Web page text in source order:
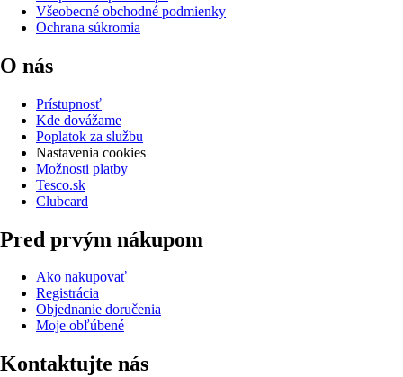
Všeobecné obchodné podmienky
Ochrana súkromia
O nás
Prístupnosť
Kde dovážame
Poplatok za službu
Nastavenia cookies
Možnosti platby
Tesco.sk
Clubcard
Pred prvým nákupom
Ako nakupovať
Registrácia
Objednanie doručenia
Moje obľúbené
Kontaktujte nás